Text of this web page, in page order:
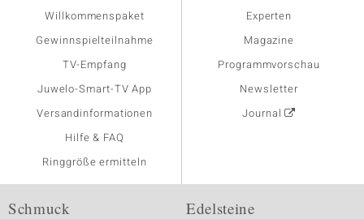
Willkommenspaket
Gewinnspielteilnahme
TV-Empfang
Juwelo-Smart-TV App
Versandinformationen
Hilfe & FAQ
Ringgröße ermitteln
Experten
Magazine
Programmvorschau
Newsletter
Journal
Schmuck Edelsteine